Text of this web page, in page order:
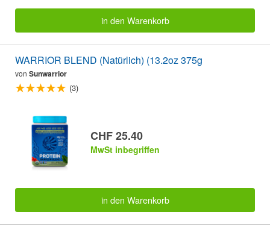
in den Warenkorb
WARRIOR BLEND (Natürlich) (13.2oz 375g
von Sunwarrior
(3)
CHF 25.40
MwSt inbegriffen
in den Warenkorb